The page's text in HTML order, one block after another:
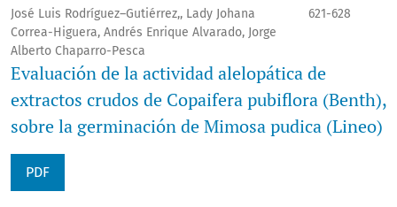
José Luis Rodríguez–Gutiérrez,, Lady Johana
Correa-Higuera, Andrés Enrique Alvarado, Jorge
Alberto Chaparro-Pesca
621-628
Evaluación de la actividad alelopática de
extractos crudos de Copaifera pubiflora (Benth),
sobre la germinación de Mimosa pudica (Lineo)
PDF